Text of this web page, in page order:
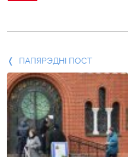
Папярэдні
пост
і
наступны
пост
ПАПЯРЭДНІ ПОСТ